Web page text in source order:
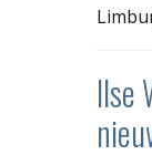
Ilse